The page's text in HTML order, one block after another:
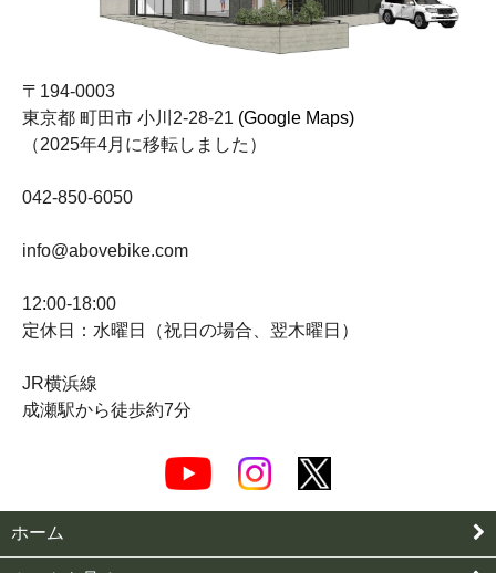
〒194-0003
東京都 町田市 小川2-28-21 (Google Maps)
（2025年4月に移転しました）
042-850-6050
info@abovebike.com
12:00-18:00
定休日：水曜日（祝日の場合、翌木曜日）
JR横浜線
成瀬駅から徒歩約7分
ホーム